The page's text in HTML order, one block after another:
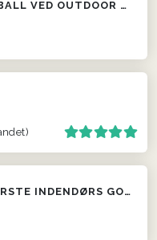
ÅRHUS PAINTBALL VED OUTDOOR XPLORE
EUROPAS STØRSTE INDENDØRS GOKART-RACERBANE